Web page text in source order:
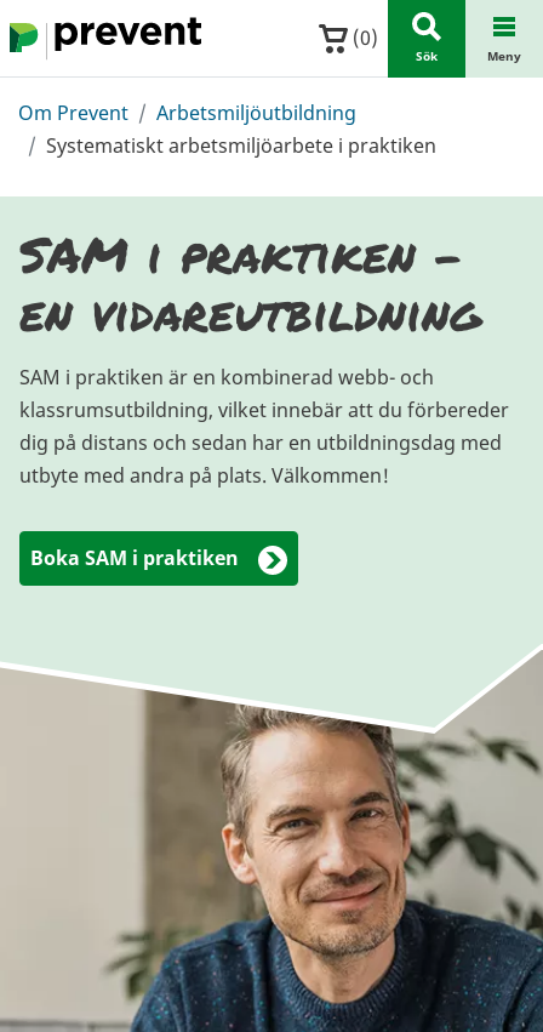
Hoppa till huvudinnehållet (0)
Sök Meny
Om Prevent
Arbetsmiljöutbildning
Systematiskt arbetsmiljöarbete i praktiken
SAM i praktiken -
en vidareutbildning
SAM i praktiken är en kombinerad webb- och
klassrumsutbildning, vilket innebär att du förbereder
dig på distans och sedan har en utbildningsdag med
utbyte med andra på plats. Välkommen!
Boka SAM i praktiken